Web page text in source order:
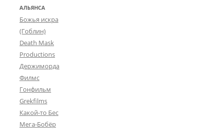
АЛЬЯНСА
Божья искра
(Гоблин)
Death Mask
Productions
Держиморда
Филмс
Гонфильм
Grekfilms
Какой-то Бес
Мега-Бобёр